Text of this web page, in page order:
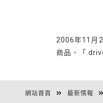
2006年11月
商品、「
網站首頁 最新情報